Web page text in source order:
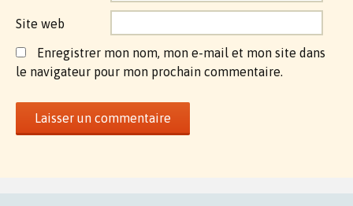
Site web
Enregistrer mon nom, mon e-mail et mon site dans
le navigateur pour mon prochain commentaire.